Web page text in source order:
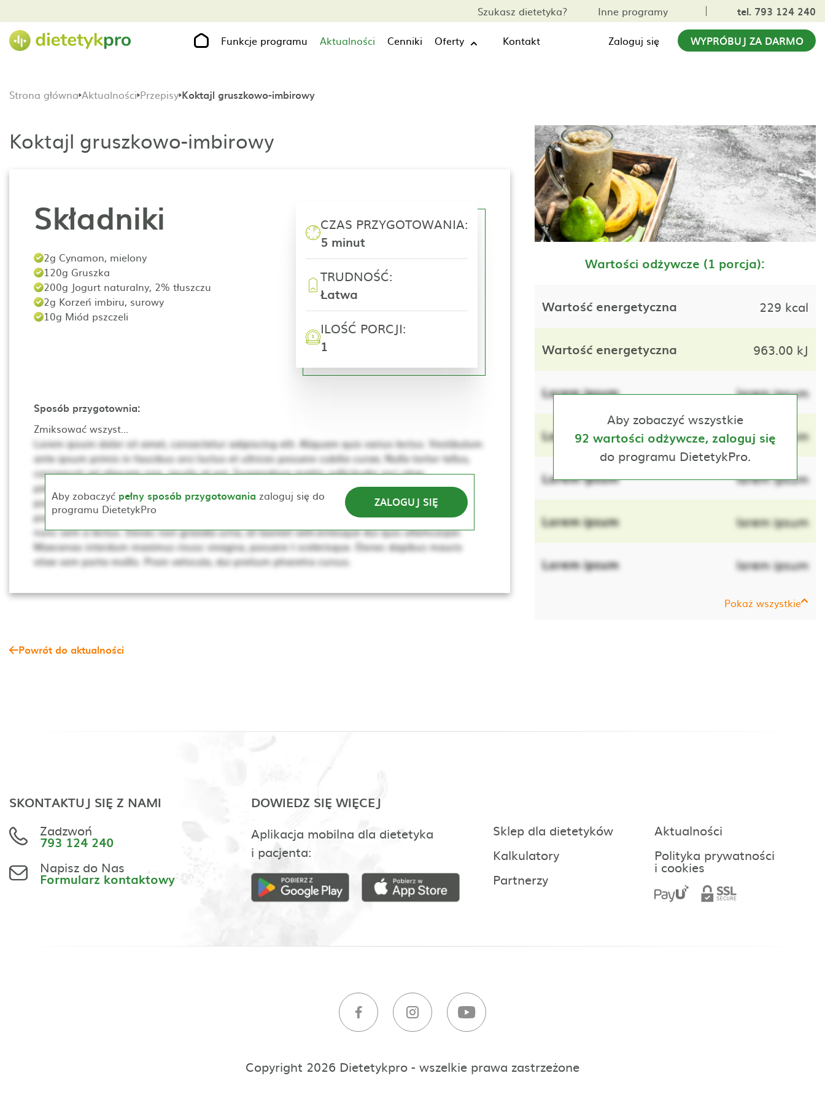
Szukasz dietetyka? Inne programy
tel. 793 124 240
Funkcje programu
Aktualności Cenniki Oferty Kontakt Zaloguj się WYPRÓBUJ ZA DARMO
Strona główna Aktualności Przepisy Koktajl gruszkowo-imbirowy
Koktajl gruszkowo-imbirowy
Składniki
2g Cynamon, mielony
120g Gruszka
200g Jogurt naturalny, 2% tłuszczu
2g Korzeń imbiru, surowy
10g Miód pszczeli
CZAS PRZYGOTOWANIA:
5 minut
TRUDNOŚĆ:
Łatwa
ILOŚĆ PORCJI:
1
Sposób przygotownia:
Zmiksować wszyst...
Lorem ipsum dolor sit amet, consectetur adipiscing elit. Aliquam quis varius lectus. Vestibulum
ante ipsum primis in faucibus orci luctus et ultrices posuere cubilia curae; Nulla tortor tellus,
consequat vel aliquam non, iaculis at est. Suspendisse mattis sollicitudin orci vitae
pellentesque. Ut non neque a mi consequat posuere. Nulla elementum, ante sed tincidunt
porta, lectus dui rhoncus magna, at posuere t scelerisque. Donec dapibus mauris vitae sem
porta mollis. Proin vehicula, dui pretium pharetra cursus, dui lacus ultricies tellus, ac viverra
nunc sem a lectus. Donec non gravida urna, at laoreet velit.entesque dui quis ullamcorper.
Maecenas interdum maximus risusc vivagna, posuere t scelerisque. Donec dapibus mauris
vitae sem porta mollis. Proin vehicula, dui pretium pharetra cursus.
Aby zobaczyć pełny sposób przygotowania zaloguj się do
programu DietetykPro
ZALOGUJ SIĘ
Wartości odżywcze (1 porcja):
Wartość energetyczna 229 kcal
Wartość energetyczna 963.00 kJ
Lorem ipsum lorem ipsum
Lorem ipsum lorem ipsum
Lorem ipsum lorem ipsum
Lorem ipsum lorem ipsum
Lorem ipsum lorem ipsum
Pokaż wszystkie
Aby zobaczyć wszystkie
92 wartości odżywcze, zaloguj się
do programu DietetykPro.
Powrót do aktualności
SKONTAKTUJ SIĘ Z NAMI
Zadzwoń
793 124 240
Napisz do Nas
Formularz kontaktowy
DOWIEDZ SIĘ WIĘCEJ
Aplikacja mobilna dla dietetyka
i pacjenta:
Sklep dla dietetyków
Kalkulatory
Partnerzy
Aktualności
Polityka prywatności
i cookies
Copyright 2026 Dietetykpro - wszelkie prawa zastrzeżone